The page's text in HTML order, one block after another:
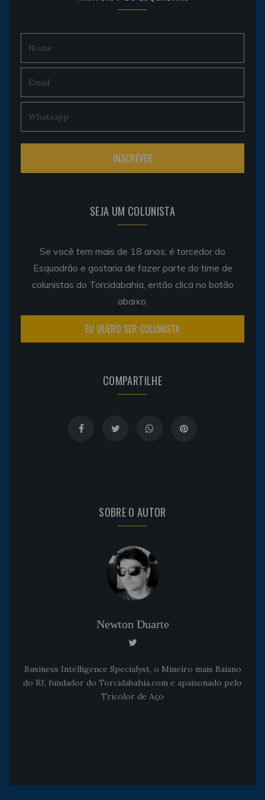
SEJA UM COLUNISTA
Se você tem mais de 18 anos, é torcedor do
Esquadrão e gostaria de fazer parte do time de
colunistas do Torcidabahia, então clica no botão
abaixo.
EU QUERO SER COLUNISTA
COMPARTILHE
SOBRE O AUTOR
Newton Duarte
Business Intelligence Specialyst, o Mineiro mais Baiano
do RJ, fundador do Torcidabahia.com e apaixonado pelo
Tricolor de Aço